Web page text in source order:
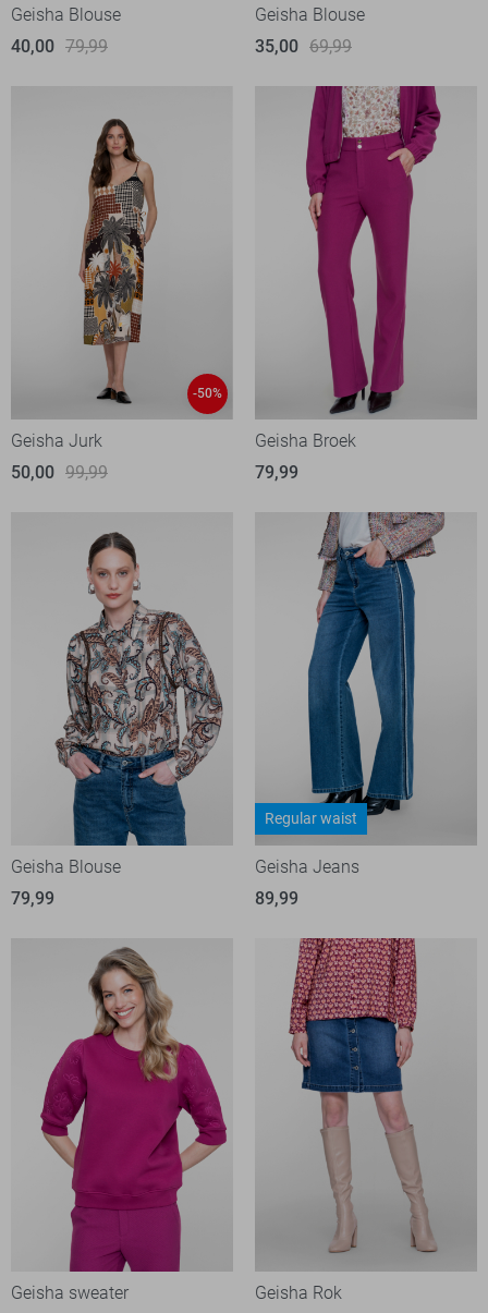
Geisha Blouse
40,00 79,99
Geisha Blouse
35,00 69,99
-50%
Geisha Jurk
50,00 99,99
Geisha Broek
79,99
Geisha Blouse
79,99
Regular waist
Geisha Jeans
89,99
Geisha sweater
Geisha Rok